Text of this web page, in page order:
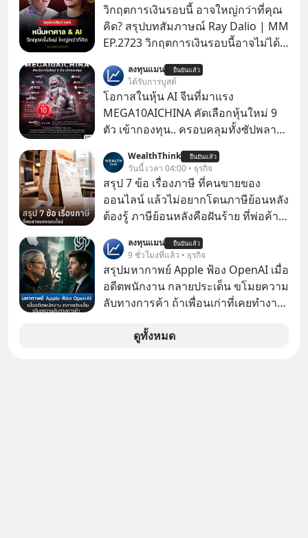
วิกฤตการเงินรอบนี้ อาจใหญ่กว่าที่คุณ
คิด? สรุปบทสัมภาษณ์ Ray Dalio | MM
EP.2723 วิกฤตการเงินรอบนี้อาจไม่ได้
Dalio ชายผู้เคยทำนายวิกฤตเศรษฐกิจ
มาแล้วหลายต่อหลายครั้ง ออกมาส่ง
สัญญาณเตือนระเบิดเวลาลูกใหม่ที่
กำลังก่อตัวขึ้น จาก "ระเบิดหนี้สิน
มหาศาล" ผสานเข้ากับ "ฟองสบู่กระแส
AI" ที่ผู้คนกำลังแห่ไล่ราคาอย่างบ้าคลั่ง
บทเรียนจากประวัติศาสตร์ 500 ปี บอก
อะไรเรา? ระเบียบโลกกำลังจะเปลี่ยน
มือไปในทิศทางไหน? และเราควรรับมือ
อย่างไรก่อนที่ทุกอย่างจะสายเกินไป?
ร่วมเจาะลึกบทวิเคราะห์และข้อคิดการ
เงินฉบับ Dalio กันได้ใน EP. นี้
#RayDalio #สรุปบทเรียน #การเงินการ
ลงทุน #MissionToTheMoon
#MissionToTheMoonPodcast
ลงทุนแมน ยืนยันแล้ว
ได้รับการบูสต์
โอกาสในหุ้น AI จีนที่มาแรง
MEGA10AICHINA คัดเลือกหุ้นใหม่ 9
ตัว เข้ากองทุน.. ครอบคลุมทั้งซัปพลาย
โปรโมชัน ลด 50% ค่าธรรมเนียมซื้อ |
ยอด 2 ล้านบาทขึ้นไป ฟรีค่าธรรมเนียม
ซื้อ
WealthThink ยืนยันแล้ว
วันนี้ เวลา 04:00 • ธุรกิจ
สรุป 7 ข้อ เรื่องภาษี ที่คนขายของ
ออนไลน์ แล้วไม่อยากโดนภาษีย้อนหลัง
ต้องรู้ ภาษีย้อนหลังคือฝันร้าย ที่พ่อค้า
ลงทุนแมน ยืนยันแล้ว
9 ชั่วโมงที่แล้ว • ธุรกิจ
สรุปมหากาพย์ Apple ฟ้อง OpenAI เมื่อ
อดีตพนักงาน กลายประเด็น ขโมยความ
ลับทางการค้า ถ้าเพื่อนเก่าที่เคยทำงาน
เก่าที่เขาเคยทำไว้ ตอนยังอยู่บริษัท
ดูทั้งหมด